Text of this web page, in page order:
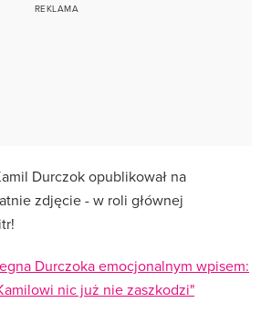
Durczok opublikował na
zdjęcie - w roli głównej
Durczoka emocjonalnym wpisem:
nic już nie zaszkodzi"